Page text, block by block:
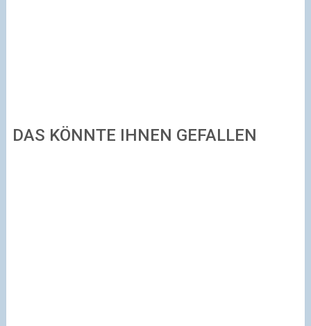
DAS KÖNNTE IHNEN GEFALLEN